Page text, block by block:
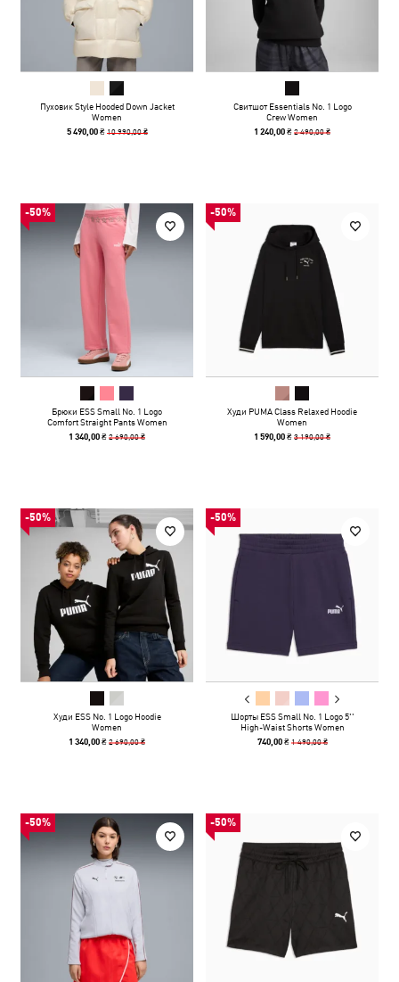
Пуховик Style Hooded Down Jacket
Women
5 490,00 ₴ 10 990,00 ₴
Свитшот Essentials No. 1 Logo
Crew Women
1 240,00 ₴2 490,00 ₴
-50%
Брюки ESS Small No. 1 Logo
Comfort Straight Pants Women
1 340,00 ₴2 690,00 ₴
-50%
Худи PUMA Class Relaxed Hoodie
Women
1 590,00 ₴3 190,00 ₴
-50%
Худи ESS No. 1 Logo Hoodie
Women
1 340,00 ₴2 690,00 ₴
-50%
Шорты ESS Small No. 1 Logo 5''
High-Waist Shorts Women
740,00 ₴ 1 490,00 ₴
-50% -50%